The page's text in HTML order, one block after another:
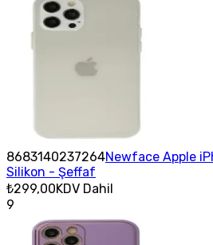
8683140237264Newface Apple
Silikon - Şeffaf
₺299,00KDV Dahil
9